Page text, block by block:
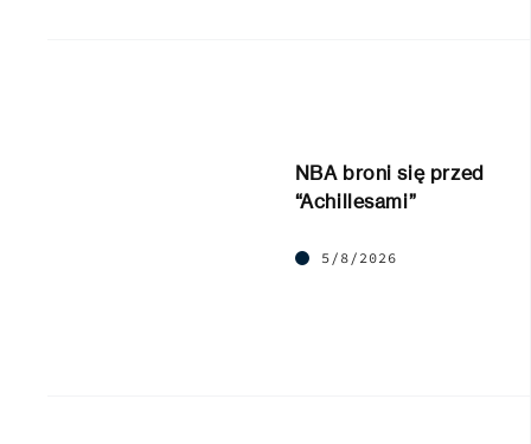
NBA broni się przed
“Achillesami”
5/8/2026